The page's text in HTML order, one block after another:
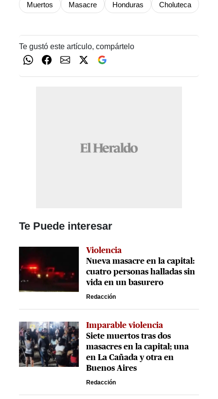
Muertos Masacre Honduras Choluteca
Te gustó este artículo, compártelo
Te Puede interesar
Violencia
Nueva masacre en la capital:
cuatro personas halladas sin
vida en un basurero
Redacción
Imparable violencia
Siete muertos tras dos
masacres en la capital; una
en La Cañada y otra en
Buenos Aires
Redacción